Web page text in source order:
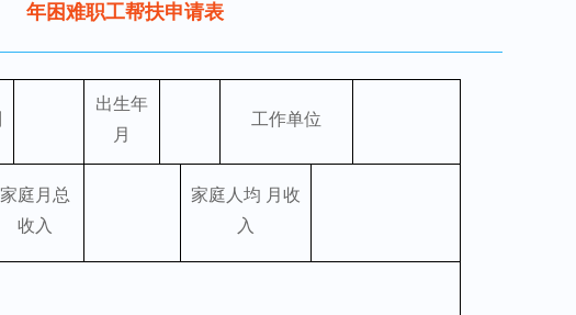
年困难职工帮扶申请表
出生年
月
工作单位
家庭月总
收入
家庭人均 月收
入